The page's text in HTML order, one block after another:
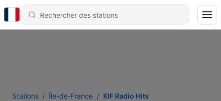
Stations Île-de-France KIF Radio Hits